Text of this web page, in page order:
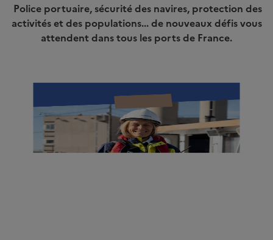
Police portuaire, sécurité des navires, protection des
activités et des populations... de nouveaux défis vous
attendent dans tous les ports de France.